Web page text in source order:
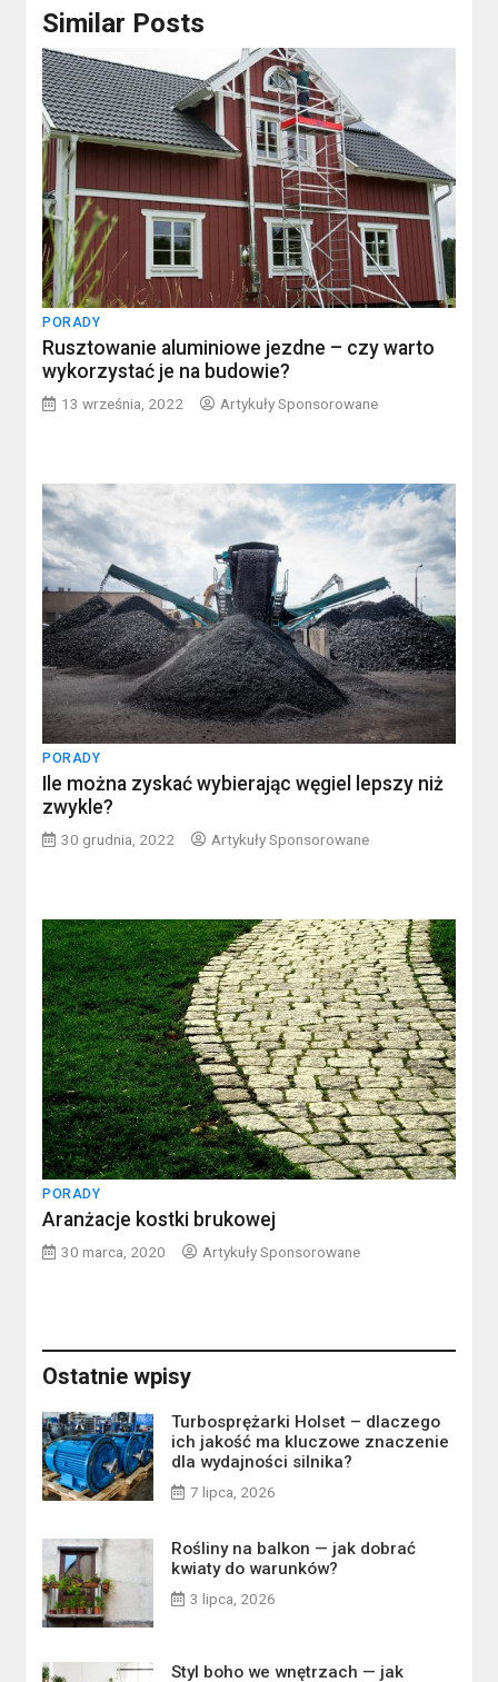
Similar Posts
PORADY
Rusztowanie aluminiowe jezdne – czy warto
wykorzystać je na budowie?
13 września, 2022 Artykuły Sponsorowane
PORADY
Ile można zyskać wybierając węgiel lepszy niż
zwykle?
30 grudnia, 2022 Artykuły Sponsorowane
PORADY
Aranżacje kostki brukowej
30 marca, 2020 Artykuły Sponsorowane
Ostatnie wpisy
Turbosprężarki Holset – dlaczego
ich jakość ma kluczowe znaczenie
dla wydajności silnika?
7 lipca, 2026
Rośliny na balkon — jak dobrać
kwiaty do warunków?
3 lipca, 2026
Styl boho we wnętrzach — jak